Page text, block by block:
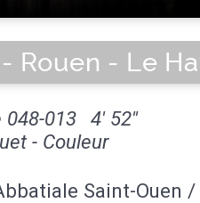
Rouen - Le
048-013
4' 52''
- Couleur
Saint-Ouen /